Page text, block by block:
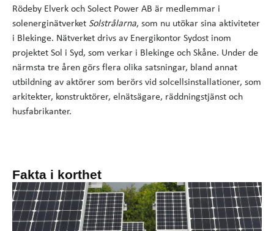
Rödeby Elverk och Solect Power AB är medlemmar i
solenerginätverket Solstrålarna, som nu utökar sina aktiviteter
i Blekinge. Nätverket drivs av Energikontor Sydost inom
projektet Sol i Syd, som verkar i Blekinge och Skåne. Under de
närmsta tre åren görs flera olika satsningar, bland annat
utbildning av aktörer som berörs vid solcellsinstallationer, som
arkitekter, konstruktörer, elnätsägare, räddningstjänst och
husfabrikanter.
Fakta i korthet